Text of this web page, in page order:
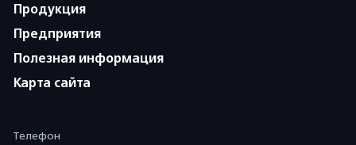
Продукция
Предприятия
Полезная информация
Карта сайта
Телефон